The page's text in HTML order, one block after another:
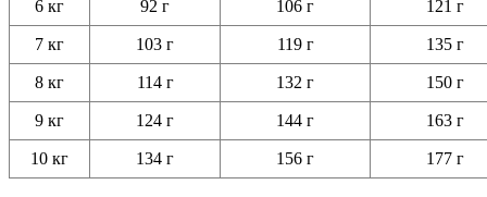
6 кг 92 г 106 г 121 г
7 кг 103 г 119 г 135 г
8 кг 114 г 132 г 150 г
9 кг 124 г 144 г 163 г
10 кг 134 г 156 г 177 г